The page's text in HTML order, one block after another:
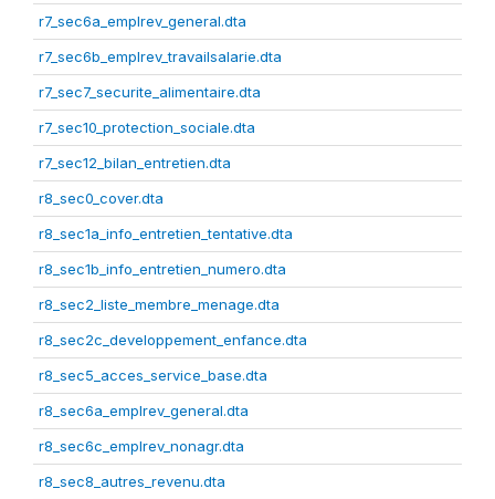
r7_sec6a_emplrev_general.dta
r7_sec6b_emplrev_travailsalarie.dta
r7_sec7_securite_alimentaire.dta
r7_sec10_protection_sociale.dta
r7_sec12_bilan_entretien.dta
r8_sec0_cover.dta
r8_sec1a_info_entretien_tentative.dta
r8_sec1b_info_entretien_numero.dta
r8_sec2_liste_membre_menage.dta
r8_sec2c_developpement_enfance.dta
r8_sec5_acces_service_base.dta
r8_sec6a_emplrev_general.dta
r8_sec6c_emplrev_nonagr.dta
r8_sec8_autres_revenu.dta